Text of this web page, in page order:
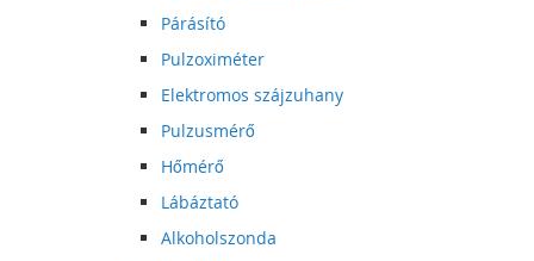
Párásító
Pulzoximéter
Elektromos szájzuhany
Pulzusmérő
Hőmérő
Lábáztató
Alkoholszonda